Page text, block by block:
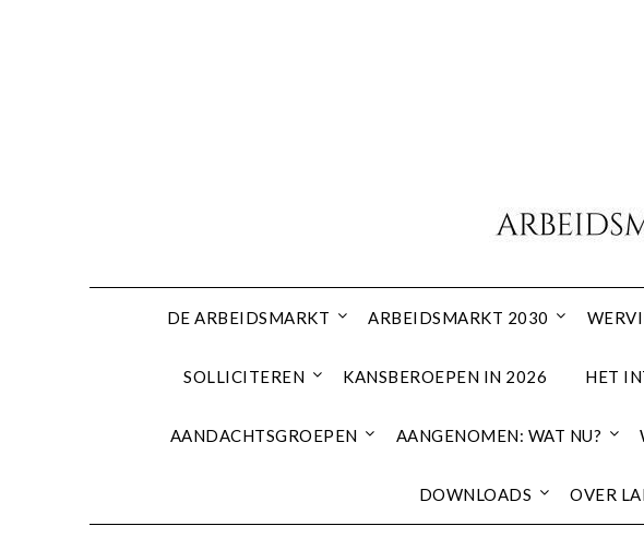
DE ARBEIDSMARKT ARBEIDSMARKT 2030
SOLLICITEREN KANSBEROEPEN IN 2026 HET
AANDACHTSGROEPEN AANGENOMEN: WAT NU?
DOWNLOADS OVER